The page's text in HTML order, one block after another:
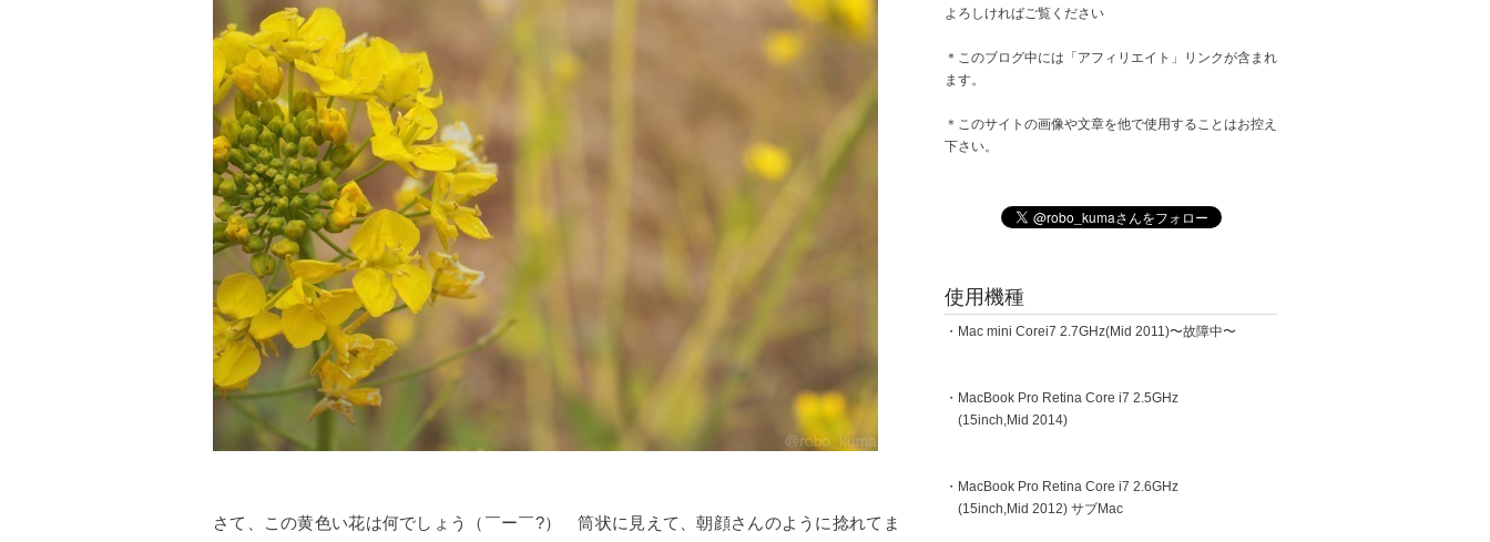
さて、この黄色い花は何でしょう（￣ー￣?） 筒状に見えて、朝顔さんのように捻れてま
よろしければご覧ください
＊このブログ中には「アフィリエイト」リンクが含まれ
ます。
＊このサイトの画像や文章を他で使用することはお控え
下さい。
使用機種
・Mac mini Corei7 2.7GHz(Mid 2011)〜故障中〜
・MacBook Pro Retina Core i7 2.5GHz
(15inch,Mid 2014)
・MacBook Pro Retina Core i7 2.6GHz
(15inch,Mid 2012) サブMac